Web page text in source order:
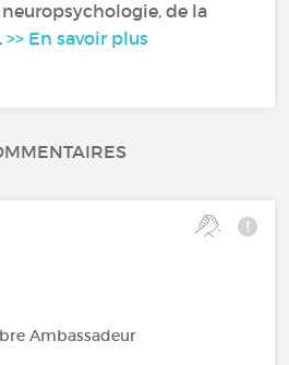
de la
>> En savoir plus
Ambassadeur